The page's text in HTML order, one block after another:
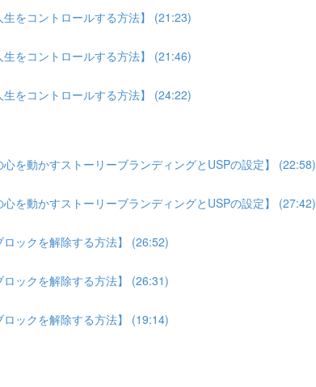
をコントロールする方法】 (21:23)
をコントロールする方法】 (21:46)
をコントロールする方法】 (24:22)
を動かすストーリーブランディングとUSPの設定】 (22:58)
を動かすストーリーブランディングとUSPの設定】 (27:42)
ックを解除する方法】 (26:52)
ックを解除する方法】 (26:31)
ックを解除する方法】 (19:14)